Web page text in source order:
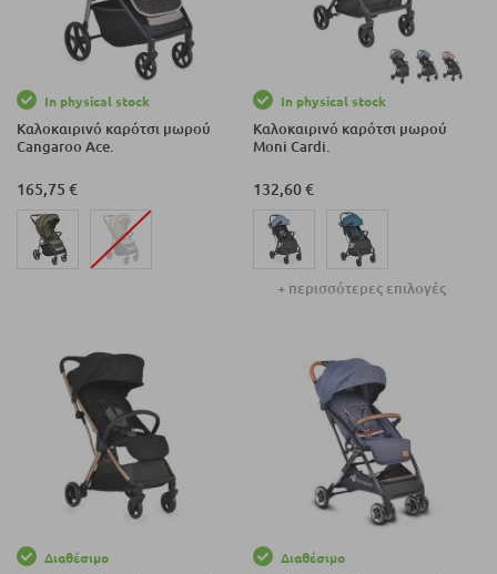
In physical stock
Καλοκαιρινό καρότσι μωρού
Cangaroo Ace.
165,75 €
In physical stock
Καλοκαιρινό καρότσι μωρού
Moni Cardi.
132,60 €
+ περισσότερες επιλογές
Διαθέσιμο Διαθέσιμο